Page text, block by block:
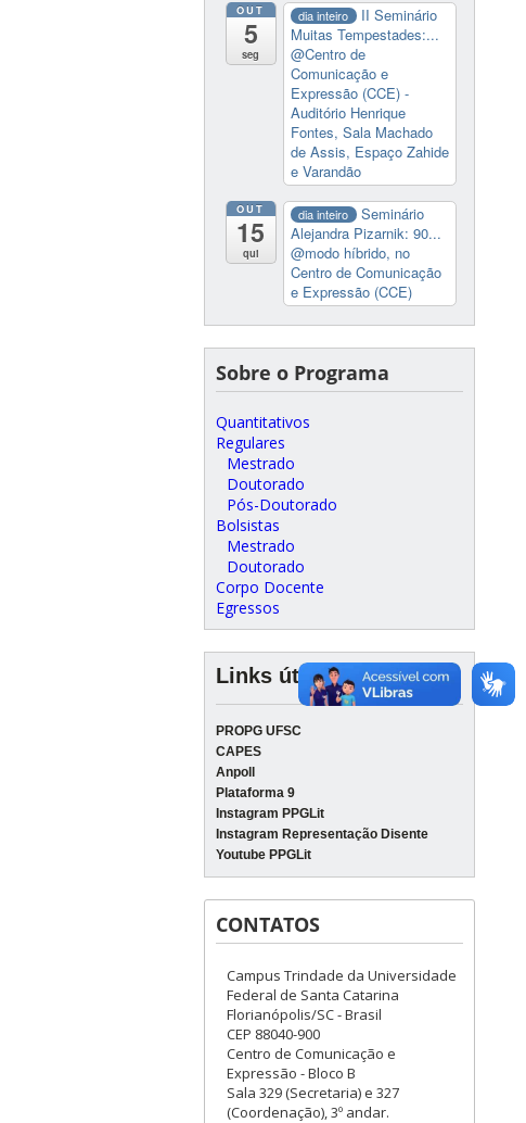
OUT
5
seg
dia inteiro
II Seminário
Muitas Tempestades:...
@Centro de
Comunicação e
Expressão (CCE) -
Auditório Henrique
Fontes, Sala Machado
de Assis, Espaço Zahide
e Varandão
OUT
15
qui
dia inteiro
Seminário
Alejandra Pizarnik: 90...
@modo híbrido, no
Centro de Comunicação
e Expressão (CCE)
Sobre o Programa
Quantitativos
Regulares
Mestrado
Doutorado
Pós-Doutorado
Bolsistas
Mestrado
Doutorado
Corpo Docente
Egressos
Links úteis
PROPG UFSC
CAPES
Anpoll
Plataforma 9
Instagram PPGLit
Instagram Representação Disente
Youtube PPGLit
CONTATOS
Campus Trindade da Universidade
Federal de Santa Catarina
Florianópolis/SC - Brasil
CEP 88040-900
Centro de Comunicação e
Expressão - Bloco B
Sala 329 (Secretaria) e 327
(Coordenação), 3º andar.